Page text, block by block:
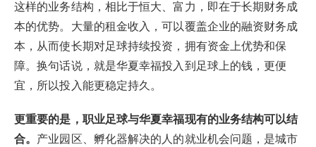
这样的业务结构，相比于恒大、富力，即在于长期财务成
本的优势。大量的租金收入，可以覆盖企业的融资财务成
本，从而使长期对足球持续投资，拥有资金上优势和保
障。换句话说，就是华夏幸福投入到足球上的钱，更便
宜，所以投入能更稳定持久。
更重要的是，职业足球与华夏幸福现有的业务结构可以结
合。 产业园区、孵化器解决的人的就业机会问题，是城市